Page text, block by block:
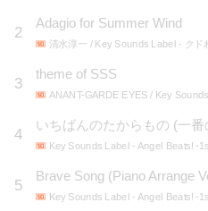
2
Adagio for Summer Wind
清水淳一 / Key Sounds Label - クドわ
3
theme of SSS
ANANT-GARDE EYES / Key
4
いちばんのたからもの (一
Key Sounds Label - Angel Beats! -1st
5
Brave Song (Piano Arrange
Key Sounds Label - Angel Beats! -1st